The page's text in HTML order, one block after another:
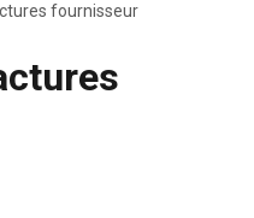
fournisseur